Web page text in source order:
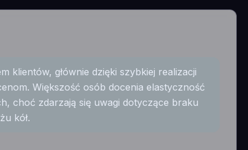
klientów, głównie dzięki szybkiej realizacji
Większość osób docenia elastyczność
choć zdarzają się uwagi dotyczące braku
kół.